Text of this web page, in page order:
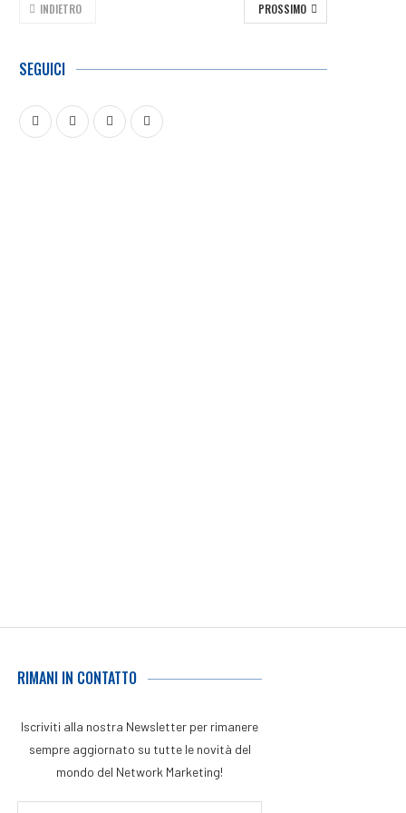
INDIETRO PROSSIMO
SEGUICI
RIMANI IN CONTATTO
Iscriviti alla nostra Newsletter per rimanere
sempre aggiornato su tutte le novità del
mondo del Network Marketing!